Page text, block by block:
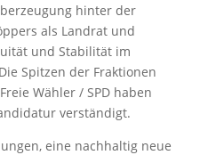
hinter der
als Landrat und
und Stabilität im
Spitzen der Fraktionen
Wähler / SPD haben
verständigt.
eine nachhaltig neue